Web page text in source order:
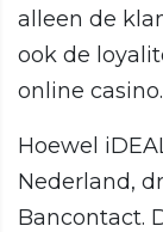
alleen de
ook de
online casino.
Hoewel
Nederland,
Bancontact.